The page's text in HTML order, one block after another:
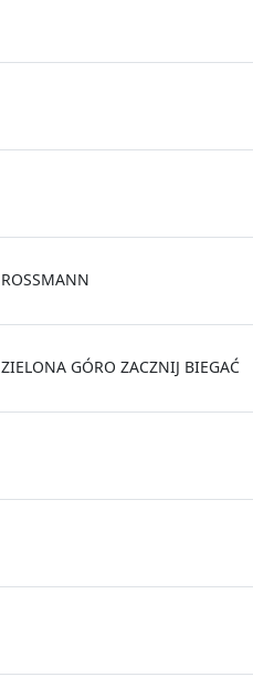
ROSSMANN
ZIELONA GÓRO ZACZNIJ BIEGAĆ